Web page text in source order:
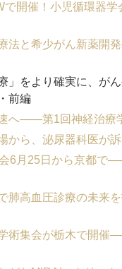
で開催！小児循環器
法と希少がん新薬開
療」をより確実に、
前編
へ――第1回神経治療
から、泌尿器科医が
6月25日から京都で
肺高血圧診療の未
術集会が栃木で開催